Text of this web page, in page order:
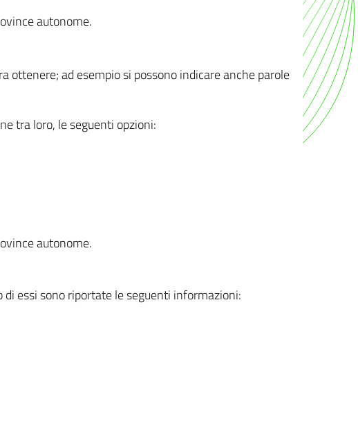
autonome.
ottenere; ad esempio si possono indicare anche parole
tra loro, le seguenti opzioni:
autonome.
essi sono riportate le seguenti informazioni: